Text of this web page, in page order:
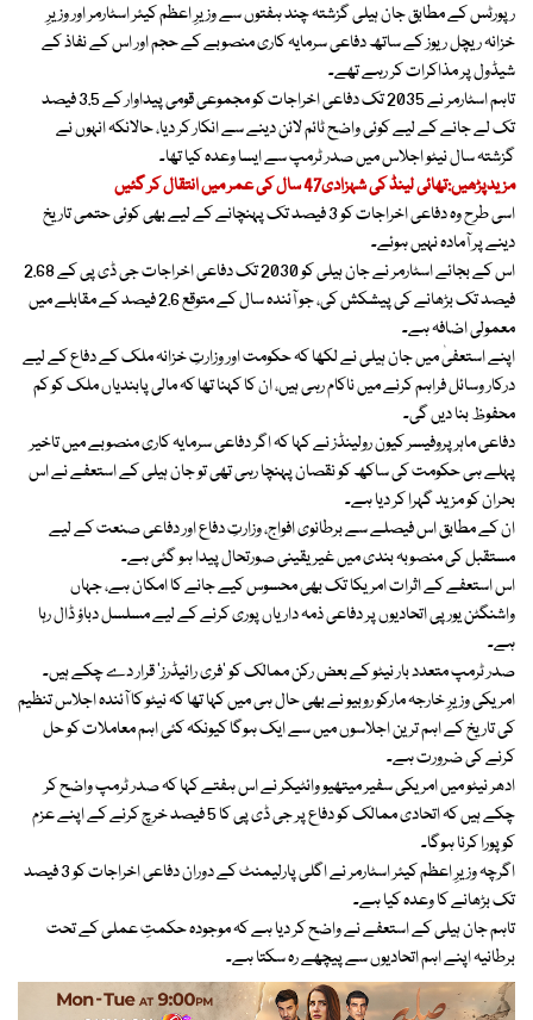
رپورٹس کے مطابق جان ہیلی گزشتہ چند ہفتوں سے وزیرِ اعظم کیئر اسٹارمر اور وزیرِ
خزانہ ریچل ریوز کے ساتھ دفاعی سرمایہ کاری منصوبے کے حجم اور اس کے نفاذ کے
شیڈول پر مذاکرات کر رہے تھے۔
تاہم اسٹارمر نے 2035 تک دفاعی اخراجات کو مجموعی قومی پیداوار کے 3.5 فیصد
تک لے جانے کے لیے کوئی واضح ٹائم لائن دینے سے انکار کر دیا، حالانکہ انہوں نے
گزشتہ سال نیٹو اجلاس میں صدر ٹرمپ سے ایسا وعدہ کیا تھا۔
مزیدپڑھیں:تھائی لینڈ کی شہزادی47 سال کی عمر میں انتقال کر گئیں
اسی طرح وہ دفاعی اخراجات کو 3 فیصد تک پہنچانے کے لیے بھی کوئی حتمی تاریخ
دینے پر آمادہ نہیں ہوئے۔
اس کے بجائے اسٹارمر نے جان ہیلی کو 2030 تک دفاعی اخراجات جی ڈی پی کے 2.68
فیصد تک بڑھانے کی پیشکش کی، جو آئندہ سال کے متوقع 2.6 فیصد کے مقابلے میں
معمولی اضافہ ہے۔
اپنے استعفیٰ میں جان ہیلی نے لکھا کہ حکومت اور وزارتِ خزانہ ملک کے دفاع کے لیے
درکار وسائل فراہم کرنے میں ناکام رہی ہیں، ان کا کہنا تھا کہ مالی پابندیاں ملک کو کم
محفوظ بنا دیں گی۔
دفاعی ماہر پروفیسر کیون رولینڈز نے کہا کہ اگر دفاعی سرمایہ کاری منصوبے میں تاخیر
پہلے ہی حکومت کی ساکھ کو نقصان پہنچا رہی تھی تو جان ہیلی کے استعفے نے اس
بحران کو مزید گہرا کر دیا ہے۔
ان کے مطابق اس فیصلے سے برطانوی افواج، وزارتِ دفاع اور دفاعی صنعت کے لیے
مستقبل کی منصوبہ بندی میں غیر یقینی صورتحال پیدا ہو گئی ہے۔
اس استعفے کے اثرات امریکا تک بھی محسوس کیے جانے کا امکان ہے، جہاں
واشنگٹن یورپی اتحادیوں پر دفاعی ذمہ داریاں پوری کرنے کے لیے مسلسل دباؤ ڈال رہا
ہے۔
صدر ٹرمپ متعدد بار نیٹو کے بعض رکن ممالک کو ’فری رائیڈرز‘ قرار دے چکے ہیں۔
امریکی وزیرِ خارجہ مارکو روبیو نے بھی حال ہی میں کہا تھا کہ نیٹو کا آئندہ اجلاس تنظیم
کی تاریخ کے اہم ترین اجلاسوں میں سے ایک ہوگا کیونکہ کئی اہم معاملات کو حل
کرنے کی ضرورت ہے۔
ادھر نیٹو میں امریکی سفیر میتھیو وائٹیکر نے اس ہفتے کہا کہ صدر ٹرمپ واضح کر
چکے ہیں کہ اتحادی ممالک کو دفاع پر جی ڈی پی کا 5 فیصد خرچ کرنے کے اپنے عزم
کو پورا کرنا ہوگا۔
اگرچہ وزیرِ اعظم کیئر اسٹارمر نے اگلی پارلیمنٹ کے دوران دفاعی اخراجات کو 3 فیصد
تک بڑھانے کا وعدہ کیا ہے۔
تاہم جان ہیلی کے استعفے نے واضح کر دیا ہے کہ موجودہ حکمتِ عملی کے تحت
برطانیہ اپنے اہم اتحادیوں سے پیچھے رہ سکتا ہے۔